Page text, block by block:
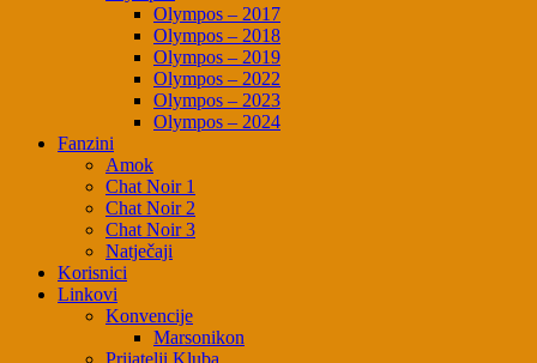
Olympos – 2017
Olympos – 2018
Olympos – 2019
Olympos – 2022
Olympos – 2023
Olympos – 2024
Fanzini
Amok
Chat Noir 1
Chat Noir 2
Chat Noir 3
Natječaji
Korisnici
Linkovi
Konvencije
Marsonikon